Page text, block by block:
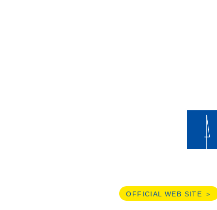
OFFICIAL WEB SITE ＞